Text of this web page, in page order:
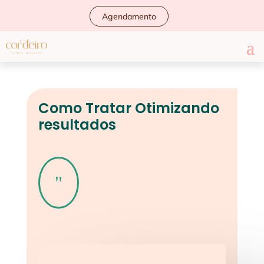
Agendamento
Como Tratar Otimizando
resultados
"